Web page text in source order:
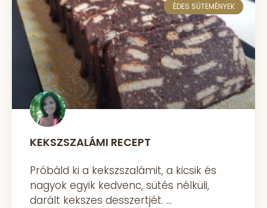
ÉDES SÜTEMÉNYEK
KEKSZSZALÁMI RECEPT
Próbáld ki a kekszszalámit, a kicsik és
nagyok egyik kedvenc, sütés nélküli,
darált kekszes desszertjét.